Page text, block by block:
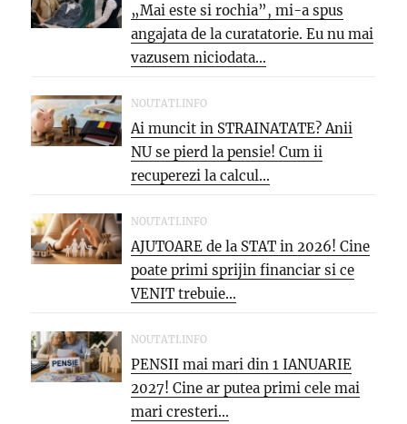
„Mai este si rochia”, mi-a spus
angajata de la curatatorie. Eu nu mai
vazusem niciodata...
NOUTATI.INFO
Ai muncit in STRAINATATE? Anii
NU se pierd la pensie! Cum ii
recuperezi la calcul...
NOUTATI.INFO
AJUTOARE de la STAT in 2026! Cine
poate primi sprijin financiar si ce
VENIT trebuie...
NOUTATI.INFO
PENSII mai mari din 1 IANUARIE
2027! Cine ar putea primi cele mai
mari cresteri...